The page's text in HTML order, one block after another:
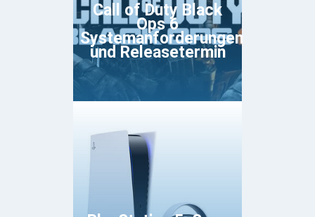
Call of Duty Black
Ops 6
Systemanforderungen
und Releasetermin